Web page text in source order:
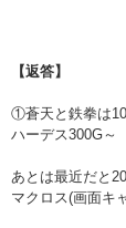
【返答】
①蒼天と鉄拳は
ハーデス300G～
あとは最近だと
マクロス(画面キ